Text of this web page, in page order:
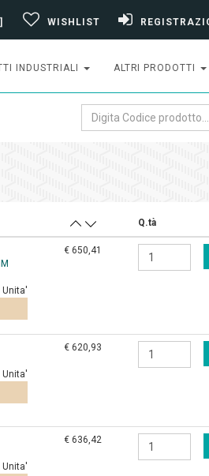
WISHLIST
INDUSTRIALI ALTRI PRODOTTI
Q.tà
Unita'
€ 650,41
Unita'
€ 620,93
Unita'
€ 636,42